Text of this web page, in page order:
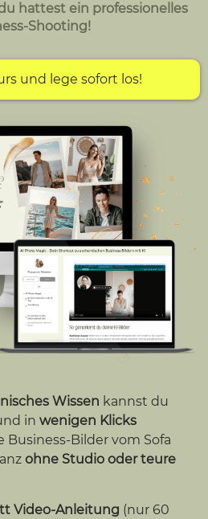
hattest ein professionelles
Shooting!
und lege sofort los!
Wissen kannst du
in wenigen Klicks
Bilder vom Sofa
ohne Studio oder teure
Video-Anleitung (nur 60